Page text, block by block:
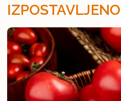
IZPOSTAVLJENO